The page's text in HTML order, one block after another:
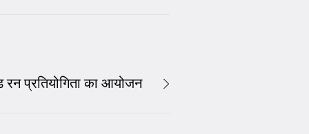
रन प्रतियोगिता का आयोजन